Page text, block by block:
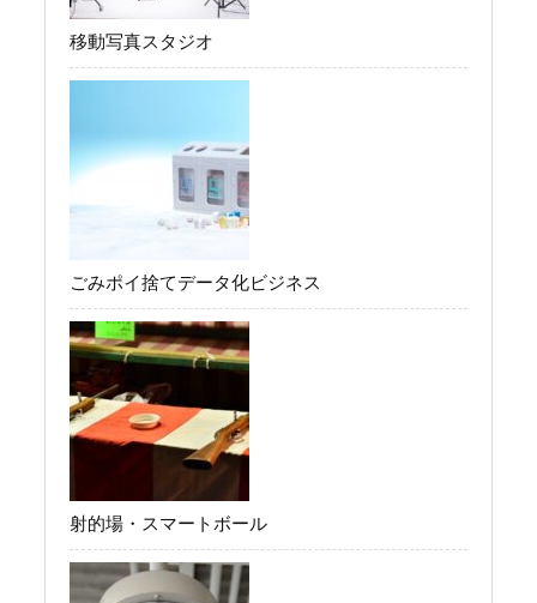
移動写真スタジオ
ごみポイ捨てデータ化ビジネス
射的場・スマートボール